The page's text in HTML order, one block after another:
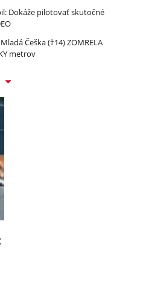
Dokáže pilotovať skutočné
Češka (†14) ZOMRELA
metrov